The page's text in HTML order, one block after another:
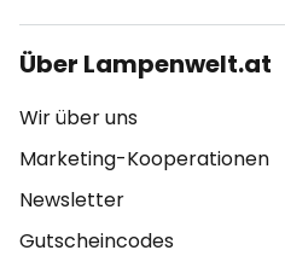
Über Lampenwelt.at
Wir über uns
Marketing-Kooperationen
Newsletter
Gutscheincodes